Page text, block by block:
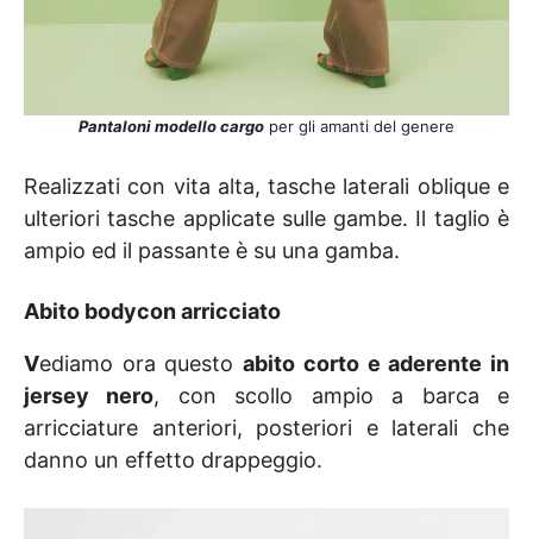
Pantaloni modello cargo per gli amanti del genere
Realizzati con vita alta, tasche laterali oblique e
ulteriori tasche applicate sulle gambe. Il taglio è
ampio ed il passante è su una gamba.
Abito bodycon arricciato
Vediamo ora questoabito corto e aderente in
jersey nero, con scollo ampio a barca e
arricciature anteriori, posteriori e laterali che
danno un effetto drappeggio.